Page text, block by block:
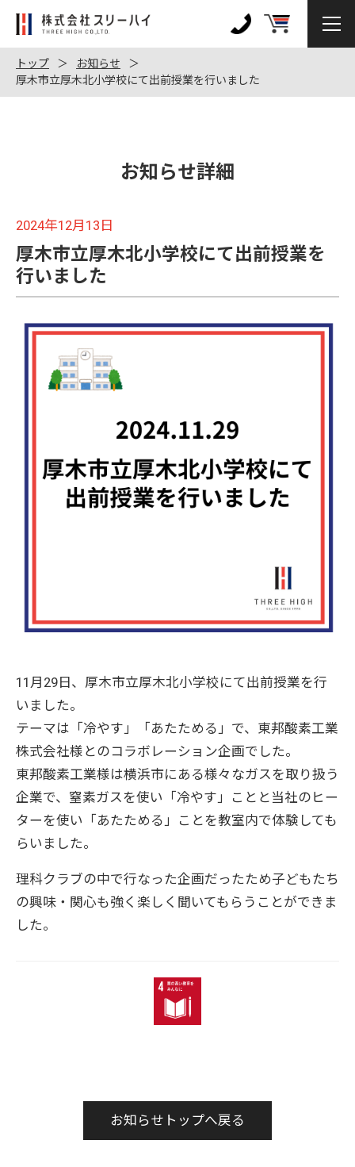
株
会
社
ス
128
トップ
お知らせ
厚木市立厚木北小学校にて出前授業を行いました
お知らせ詳細
2024年12月13日
厚木市立厚木北小学校にて出前授業を
行いました
11月29日、厚木市立厚木北小学校にて出前授業を行
いました。
テーマは「冷やす」「あたためる」で、東邦酸素工業
株式会社様とのコラボレーション企画でした。
東邦酸素工業様は横浜市にある様々なガスを取り扱う
企業で、窒素ガスを使い「冷やす」ことと当社のヒー
ターを使い「あたためる」ことを教室内で体験しても
らいました。
理科クラブの中で行なった企画だったため子どもたち
の興味・関心も強く楽しく聞いてもらうことができま
した。
お知らせトップへ戻る